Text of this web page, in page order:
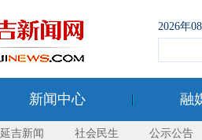
2026年
新闻中心 融
延吉新闻 社会民生 公示公告